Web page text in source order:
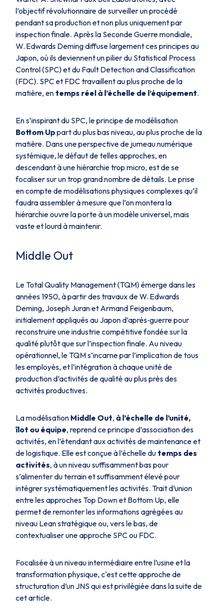
l’objectif révolutionnaire de surveiller un procédé
pendant sa production et non plus uniquement par
inspection finale. Après la Seconde Guerre mondiale,
W. Edwards Deming diffuse largement ces principes au
Japon, où ils deviennent un pilier du Statistical Process
Control (SPC) et du Fault Detection and Classification
(FDC). SPC et FDC travaillent au plus proche de la
matière, en temps réel à l’échelle de l’équipement.
En s’inspirant du SPC, le principe de modélisation
Bottom Uppart du plus bas niveau, au plus proche de la
matière. Dans une perspective de jumeau numérique
systémique, le défaut de telles approches, en
descendant à une hiérarchie trop micro, est de se
focaliser sur un trop grand nombre de détails. Le prise
en compte de modélisations physiques complexes qu’il
faudra assembler à mesure que l’on montera la
hiérarchie ouvre la porte à un modèle universel, mais
vaste et lourd à maintenir.
Middle Out
Le Total Quality Management (TQM) émerge dans les
années 1950, à partir des travaux de W. Edwards
Deming, Joseph Juran et Armand Feigenbaum,
initialement appliqués au Japon d’après‑guerre pour
reconstruire une industrie compétitive fondée sur la
qualité plutôt que sur l’inspection finale. Au niveau
opérationnel, le TQM s’incarne par l’implication de tous
les employés, et l’intégration à chaque unité de
production d’activités de qualité au plus près des
activités productives.
La modélisation Middle Out, à l’échelle de l’unité,
îlot ou équipe, reprend ce principe d’association des
activités, en l’étendant aux activités de maintenance et
de logistique. Elle est conçue à l’échelle du temps des
activités, à un niveau suffisamment bas pour
s’alimenter du terrain et suffisamment élevé pour
intégrer systématiquement les activités. Trait d’union
entre les approches Top Down et Bottom Up, elle
permet de remonter les informations agrégées au
niveau Lean stratégique ou, vers le bas, de
contextualiser une approche SPC ou FDC.
Focalisée à un niveau intermédiaire entre l’usine et la
transformation physique, c'est cette approche de
structuration d’un JNS qui est privilégiée dans la suite de
cet article.